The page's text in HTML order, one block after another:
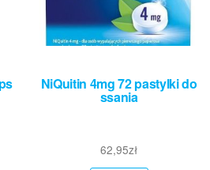
NiQuitin 4mg 72 pastylki do
ssania
62,95zł